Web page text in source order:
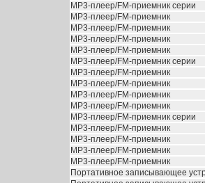
MP3-плеер/FM-приемник серии
MP3-плеер/FM-приемник
MP3-плеер/FM-приемник
MP3-плеер/FM-приемник
MP3-плеер/FM-приемник
MP3-плеер/FM-приемник серии
MP3-плеер/FM-приемник
MP3-плеер/FM-приемник
MP3-плеер/FM-приемник
MP3-плеер/FM-приемник
MP3-плеер/FM-приемник серии
MP3-плеер/FM-приемник
MP3-плеер/FM-приемник
MP3-плеер/FM-приемник
MP3-плеер/FM-приемник
Портативное записывающее